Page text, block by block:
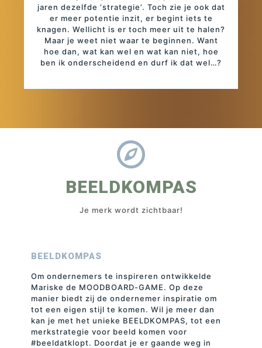
jaren dezelfde ‘strategie’. Toch zie je ook dat
er meer potentie inzit, er begint iets te
knagen. Wellicht is er toch meer uit te halen?
Maar je weet niet waar te beginnen. Want
hoe dan, wat kan wel en wat kan niet, hoe
ben ik onderscheidend en durf ik dat wel…?
BEELDKOMPAS
Je merk wordt zichtbaar!
BEELDKOMPAS
Om ondernemers te inspireren ontwikkelde
Mariske de MOODBOARD-GAME. Op deze
manier biedt zij de ondernemer inspiratie om
tot een eigen stijl te komen. Wil je meer dan
kan je met het unieke BEELDKOMPAS, tot een
merkstrategie voor beeld komen voor
#beeldatklopt. Doordat je er gaande weg in